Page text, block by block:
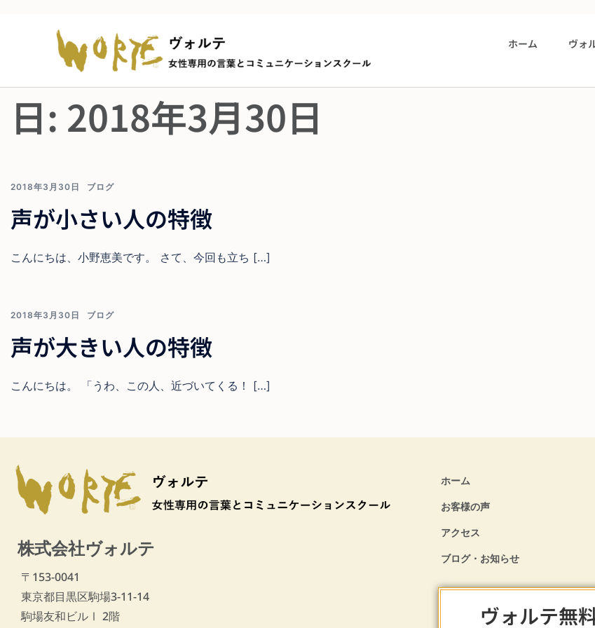
ホーム ヴォ
日: 2018年3月30日
2018年3月30日 ブログ
声が小さい人の特徴
こんにちは、小野恵美です。 さて、今回も立ち […]
2018年3月30日 ブログ
声が大きい人の特徴
こんにちは。 「うわ、この人、近づいてくる！ […]
株式会社ヴォルテ
〒153-0041
東京都目黒区駒場3-11-14
駒場友和ビルⅠ 2階
ホーム
お客様の声
アクセス
ブログ・お知らせ
ヴォルテ無